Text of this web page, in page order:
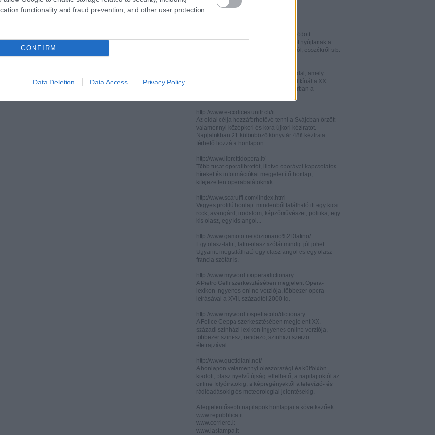
functionality and fraud prevention, and other user protection.
CONFIRM
Data Deletion Data Access Privacy Policy
http://www.italianistica.info/
Két, italianisztikai kutatásra specializálódott
információs portál - számos információt nyújtanak a
legújabb publikációkról, konferenciákról, esszékről stb.
http://digilander.libero.it/letteratura/
Könnyen áttkinthető irodalomkritikai oldal, amely
műelemzéseket és szerzői életrajzokat kínál a XX.
század elejéről. Célközönsége elsősorban a
http://www.e-codices.unifr.ch/it
Az oldal célja hozzáférhetővé tenni a Svájcban őrzött
valamennyi középkori és kora újkori kéziratot.
Napjainkban 21 különböző könyvtár 488 kézirata
férhető hozzá a honlapon.
http://www.librettidopera.it/
Több tucat operalibrettót, illetve operával kapcsolatos
híreket és információkat megjelenítő honlap,
kifejezetten operabarátoknak.
http://www.scaruffi.com/iindex.html
Vegyes profilú honlap: mindenből található itt egy kicsi:
rock, avangárd, irodalom, képzőművészet, politika, egy
kis olasz, egy kis angol...
http://www.gamoto.net/dizionario%2Dlatino/
Egy olasz-latin, latin-olasz szótár mindig jól jöhet.
Ugyanitt megtalálható egy olasz-angol és egy olasz-
francia szótár is.
http://www.myword.it/opera/dictionary
A Pietro Gelli szerkesztésében megjelent Opera-
lexikon ingyenes online verziója, többezer opera
leírásával a XVII. századtól 2000-ig.
http://www.myword.it/spettacolo/dictionary
A Felice Ceppa szerkesztésében megjelent XX.
századi színházi lexikon ingyenes online verziója,
többezer színész, rendező, színházi szerző
életrajzával.
http://www.quotidiani.net/
A honlapon valamennyi olaszországi és külföldön
kiadott, olasz nyelvű újság fellelhető, a napilapoktól az
online folyóiratokig, a képregényektől a televízió- és
rádióadásokig és meteorológiai jelentésekig.
A legjelentősebb napilapok honlapjai a következőek:
www.repubblica.it
www.corriere.it
www.lastampa.it